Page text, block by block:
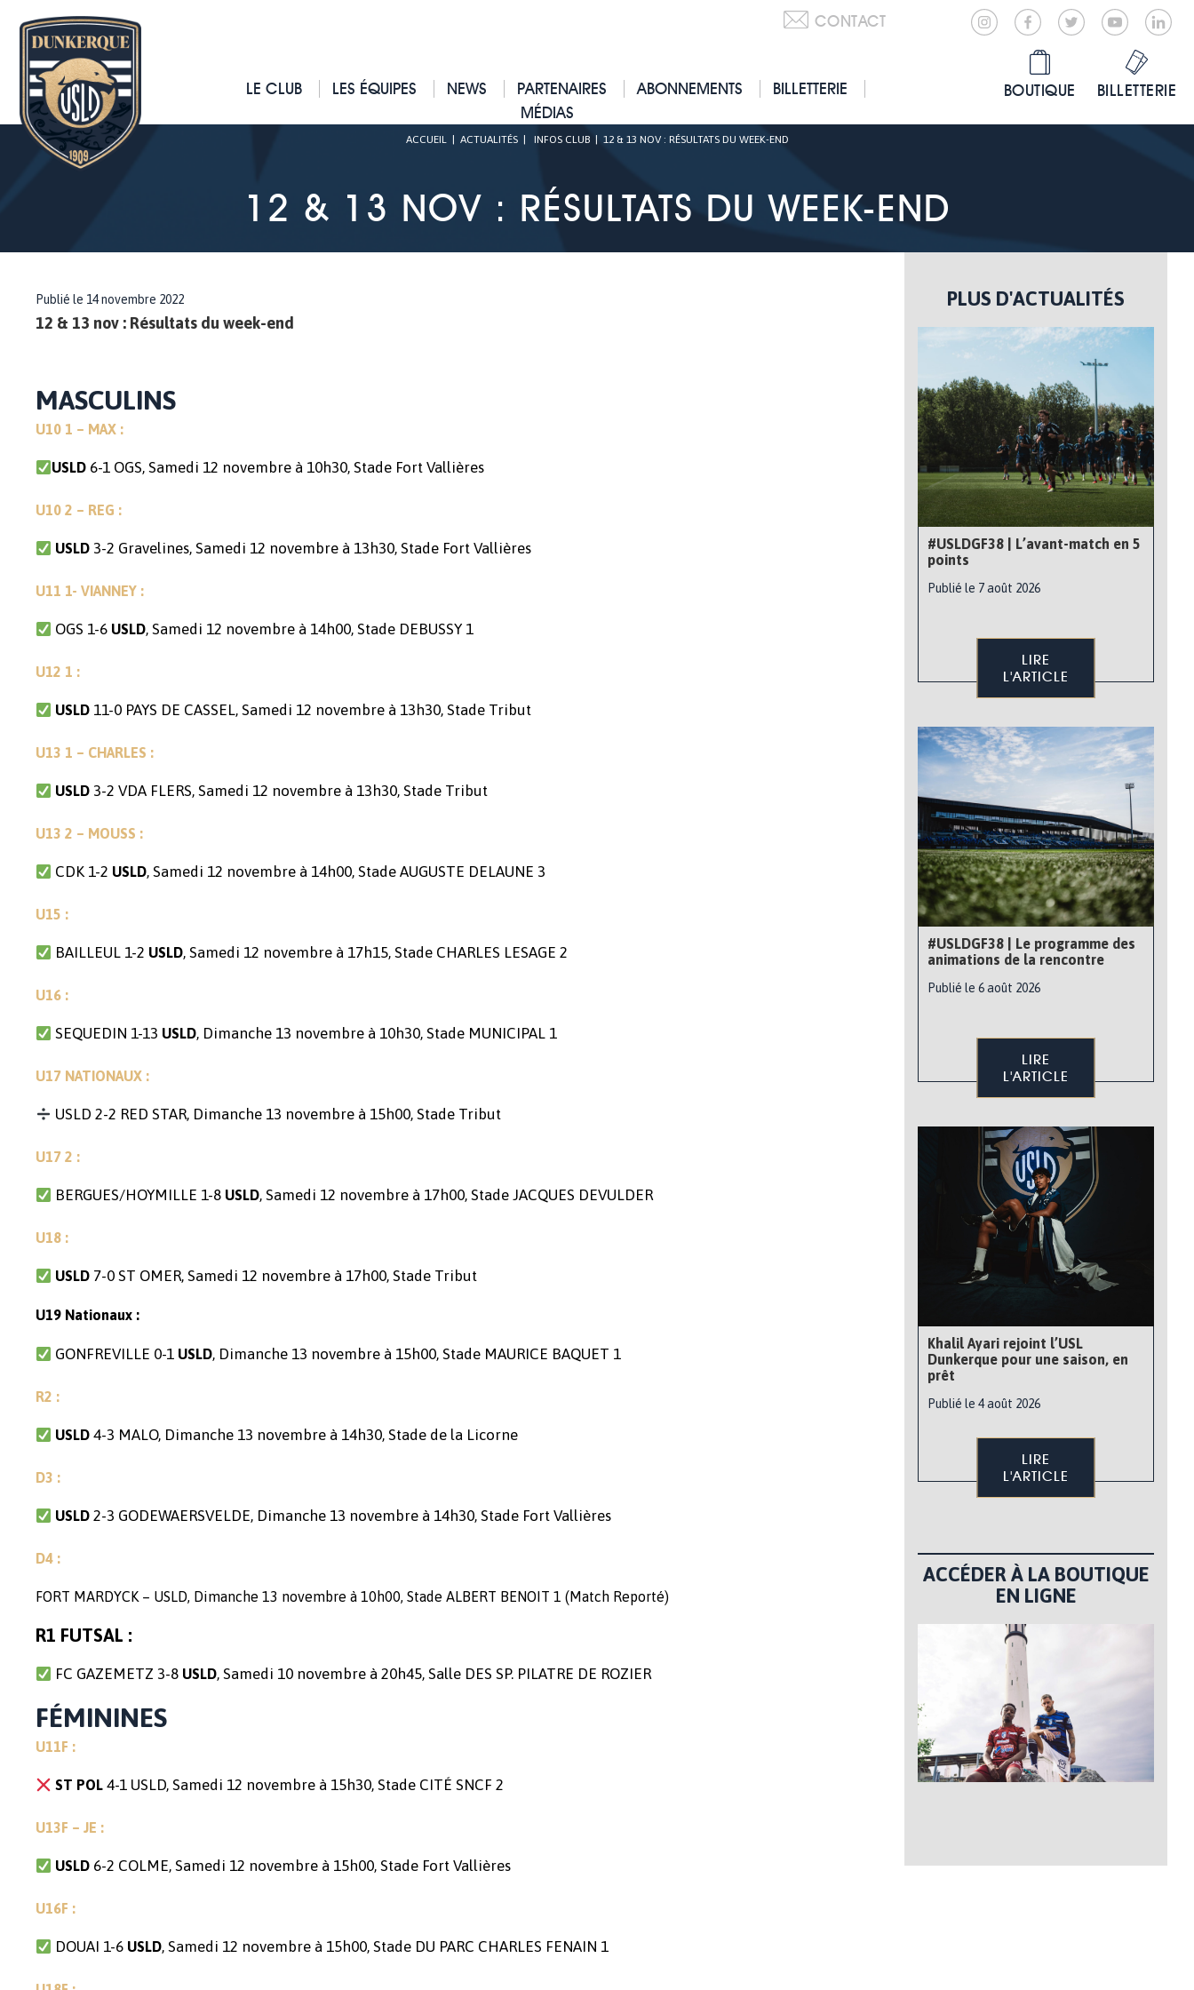
CONTACT
LE CLUB LES ÉQUIPES NEWS PARTENAIRES ABONNEMENTS
BILLETTERIE
MÉDIAS
BOUTIQUE BILLETTERIE
ACCUEIL| ACTUALITÉS| INFOS CLUB| 12 & 13 NOV : RÉSULTATS DU WEEK-END
12 & 13 NOV : RÉSULTATS DU WEEK-END
Publié le 14 novembre 2022
12 & 13 nov : Résultats du week-end
MASCULINS
U10 1 – MAX :
USLD 6-1 OGS, Samedi 12 novembre à 10h30, Stade Fort Vallières
U10 2 – REG :
USLD 3-2 Gravelines, Samedi 12 novembre à 13h30, Stade Fort Vallières
U11 1- VIANNEY :
OGS 1-6 USLD, Samedi 12 novembre à 14h00, Stade DEBUSSY 1
U12 1 :
USLD 11-0 PAYS DE CASSEL, Samedi 12 novembre à 13h30, Stade Tribut
U13 1 – CHARLES :
USLD 3-2 VDA FLERS, Samedi 12 novembre à 13h30, Stade Tribut
U13 2 – MOUSS :
CDK 1-2 USLD, Samedi 12 novembre à 14h00, Stade AUGUSTE DELAUNE 3
U15 :
BAILLEUL 1-2 USLD, Samedi 12 novembre à 17h15, Stade CHARLES LESAGE 2
U16 :
SEQUEDIN 1-13 USLD, Dimanche 13 novembre à 10h30, Stade MUNICIPAL 1
U17 NATIONAUX :
USLD 2-2 RED STAR, Dimanche 13 novembre à 15h00, Stade Tribut
U17 2 :
BERGUES/HOYMILLE 1-8 USLD, Samedi 12 novembre à 17h00, Stade JACQUES DEVULDER
U18 :
USLD 7-0 ST OMER, Samedi 12 novembre à 17h00, Stade Tribut
U19 Nationaux :
GONFREVILLE 0-1 USLD, Dimanche 13 novembre à 15h00, Stade MAURICE BAQUET 1
R2 :
USLD 4-3 MALO, Dimanche 13 novembre à 14h30, Stade de la Licorne
D3 :
USLD2-3 GODEWAERSVELDE, Dimanche 13 novembre à 14h30, Stade Fort Vallières
D4 :
FORT MARDYCK – USLD, Dimanche 13 novembre à 10h00, Stade ALBERT BENOIT 1 (Match Reporté)
R1 FUTSAL :
FC GAZEMETZ 3-8 USLD, Samedi 10 novembre à 20h45, Salle DES SP. PILATRE DE ROZIER
FÉMININES
U11F :
ST POL 4-1 USLD, Samedi 12 novembre à 15h30, Stade CITÉ SNCF 2
U13F – JE :
USLD 6-2 COLME, Samedi 12 novembre à 15h00, Stade Fort Vallières
U16F :
DOUAI 1-6 USLD, Samedi 12 novembre à 15h00, Stade DU PARC CHARLES FENAIN 1
PLUS D'ACTUALITÉS
#USLDGF38 | L’avant-match en 5
points
Publié le 7 août 2026
LIRE
L'ARTICLE
#USLDGF38 | Le programme des
animations de la rencontre
Publié le 6 août 2026
LIRE
L'ARTICLE
Khalil Ayari rejoint l’USL
Dunkerque pour une saison, en
prêt
Publié le 4 août 2026
LIRE
L'ARTICLE
ACCÉDER À LA BOUTIQUE
EN LIGNE